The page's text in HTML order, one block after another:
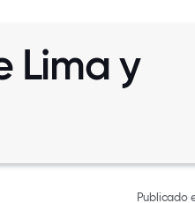
Lima y
Publicado